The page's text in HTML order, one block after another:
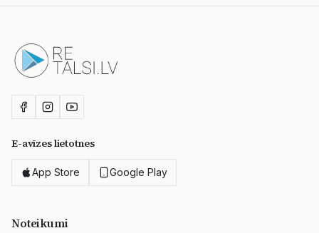
E-avīzes lietotnes
App Store Google Play
Noteikumi